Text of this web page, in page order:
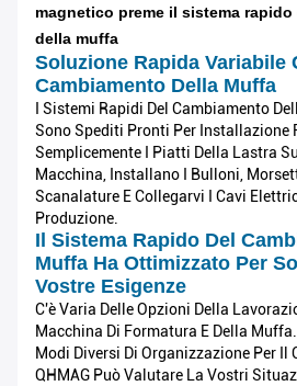
magnetico preme il sistema
della muffa
Soluzione Rapida Variabile
Cambiamento Della Muffa
I Sistemi Rapidi Del Cambiamento
Sono Spediti Pronti Per Installazione
Semplicemente I Piatti Della Lastra
Macchina, Installano I Bulloni,
Scanalature E Collegarvi I Cavi
Produzione.
Il Sistema Rapido Del
Muffa Ha Ottimizzato Per
Vostre Esigenze
C'è Varia Delle Opzioni Della
Macchina Di Formatura E Della
Modi Diversi Di Organizzazione Per Il
QHMAG Può Valutare La Vostri